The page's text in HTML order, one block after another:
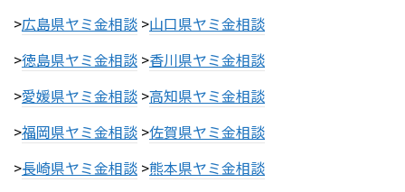
>広島県ヤミ金相談 >山口県ヤミ金相談
>徳島県ヤミ金相談 >香川県ヤミ金相談
>愛媛県ヤミ金相談 >高知県ヤミ金相談
>福岡県ヤミ金相談 >佐賀県ヤミ金相談
>長崎県ヤミ金相談 >熊本県ヤミ金相談